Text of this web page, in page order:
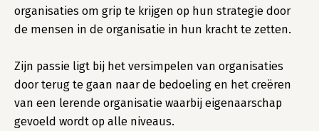
organisaties om grip te krijgen op hun strategie door
de mensen in de organisatie in hun kracht te zetten.
Zijn passie ligt bij het versimpelen van organisaties
door terug te gaan naar de bedoeling en het creëren
van een lerende organisatie waarbij eigenaarschap
gevoeld wordt op alle niveaus.